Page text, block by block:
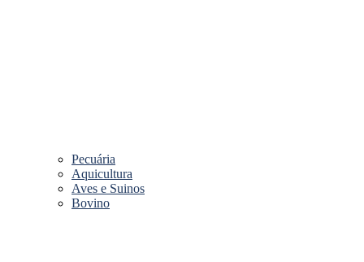
Pecuária
Aquicultura
Aves e Suinos
Bovino